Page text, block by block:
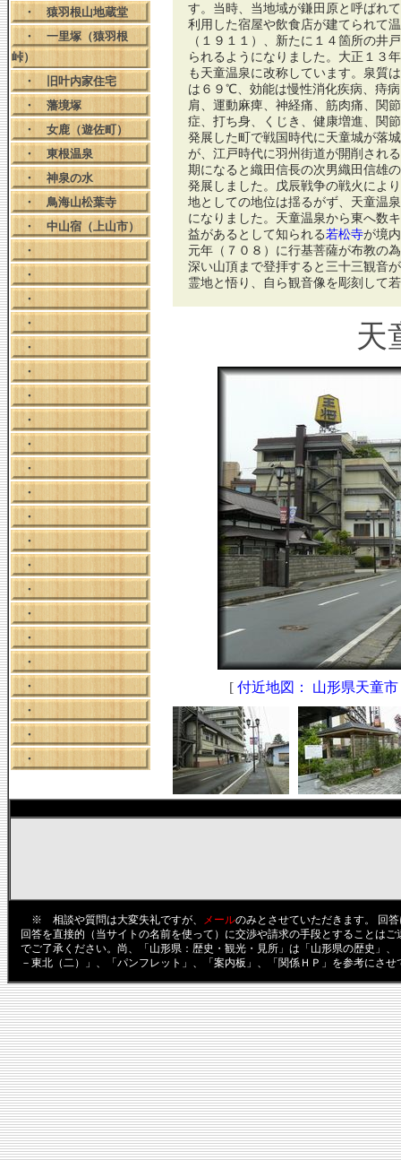
・ 猿羽根山地蔵堂
・ 一里塚（猿羽根
峠）
・
旧叶内家住宅
・ 藩境塚
・ 女鹿（遊佐町）
・ 東根温泉
・ 神泉の水
・ 鳥海山松葉寺
・ 中山宿（上山市）
・
・
・
・
・
・
・
・
・
・
・
・
・
・
・
・
・
・
・
・
・
・
す。当時、当地域が鎌田原と呼ばれ
利用した宿屋や飲食店が建てられて
（１９１１）、新たに１４箇所の井
られるようになりました。大正１３
も天童温泉に改称しています。泉質
は６９℃、効能は慢性消化疾病、痔
肩、運動麻痺、神経痛、筋肉痛、関
症、打ち身、くじき、健康増進、関
発展した町で戦国時代に天童城が落
が、江戸時代に羽州街道が開削され
期になると織田信長の次男織田信雄
発展しました。戊辰戦争の戦火によ
地としての地位は揺るがず、天童温
になりました。天童温泉から東へ数
益があるとして知られる若松寺が境
元年（７０８）に行基菩薩が布教の
深い山頂まで登拝すると三十三観音
霊地と悟り、自ら観音像を彫刻して
天
[ 付近地図： 山形県天童市
※ 相談や質問は大変失礼ですが、 メールのみとさせていただきます。 回
回答を直接的（当サイトの名前を使って）に交渉や請求の手段とすることは
でご了承ください。尚、「山形県：歴史・観光・見所」は「山形県の歴史」
－東北（二）」、「パンフレット」、「案内板」、「関係ＨＰ」を参考にさ